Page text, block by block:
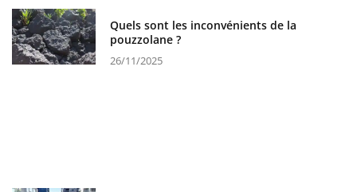
Quels sont les inconvénients de la
pouzzolane ?
26/11/2025